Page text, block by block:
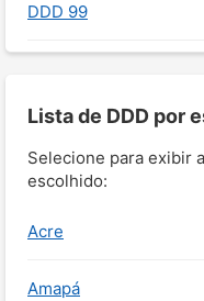
DDD 99
Lista de DDD por
Selecione para exibir
escolhido:
Acre
Amapá